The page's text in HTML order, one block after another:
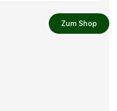
Zum Shop